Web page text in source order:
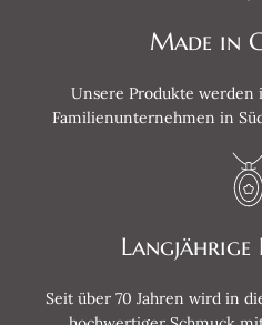
Made in
Unsere Produkte
Familienunternehmen in
Seit über 70 Jahren wird in